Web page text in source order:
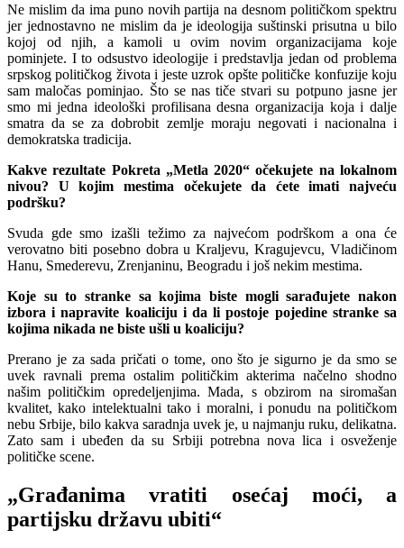
Ne mislim da ima puno novih partija na desnom političkom spektru
jer jednostavno ne mislim da je ideologija suštinski prisutna u bilo
kojoj od njih, a kamoli u ovim novim organizacijama koje
pominjete. I to odsustvo ideologije i predstavlja jedan od problema
srpskog političkog života i jeste uzrok opšte političke konfuzije koju
sam maločas pominjao. Što se nas tiče stvari su potpuno jasne jer
smo mi jedna ideološki profilisana desna organizacija koja i dalje
smatra da se za dobrobit zemlje moraju negovati i nacionalna i
demokratska tradicija.
Kakve rezultate Pokreta „Metla 2020“ očekujete na lokalnom
nivou? U kojim mestima očekujete da ćete imati najveću
podršku?
Svuda gde smo izašli težimo za najvećom podrškom a ona će
verovatno biti posebno dobra u Kraljevu, Kragujevcu, Vladičinom
Hanu, Smederevu, Zrenjaninu, Beogradu i još nekim mestima.
Koje su to stranke sa kojima biste mogli sarađujete nakon
izbora i napravite koaliciju i da li postoje pojedine stranke sa
kojima nikada ne biste ušli u koaliciju?
Prerano je za sada pričati o tome, ono što je sigurno je da smo se
uvek ravnali prema ostalim političkim akterima načelno shodno
našim političkim opredeljenjima. Mada, s obzirom na siromašan
kvalitet, kako intelektualni tako i moralni, i ponudu na političkom
nebu Srbije, bilo kakva saradnja uvek je, u najmanju ruku, delikatna.
Zato sam i ubeđen da su Srbiji potrebna nova lica i osveženje
političke scene.
„Građanima vratiti osećaj moći, a
partijsku državu ubiti“